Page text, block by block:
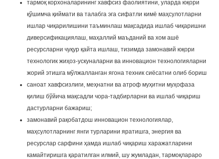
тармоқ корхоналарининг хавфсиз фаолиятини, уларда юқори
қўшимча қиймати ва талабга эга сифатли кимё маҳсулотларни
ишлар чиқарилишини таъминлаш мақсадида ишлаб чиқаришни
диверсификациялаш, маҳаллий маъданий ва хом ашё
ресурсларни чуқур қайта ишлаш, тизимда замонавий юқори
технологик жиҳоз-ускуналарни ва инновацион технологияларни
жорий этишга мўлжалланган ягона техник сиёсатни олиб бориш
саноат хавфсизлиги, меҳнатни ва атроф муҳитни муҳофаза
қилиш бўйича мақсадли чора-тадбирларни ва ишлаб чиқариш
дастурларни бажариш;
замонавий рақобатдош инновацион технологиялар,
маҳсулотларнинг янги турларини яратишга, энергия ва
ресурслар сарфини ҳамда ишлаб чиқариш харажатларини
камайтиришга қаратилган илмий, шу жумладан, тармоқлараро